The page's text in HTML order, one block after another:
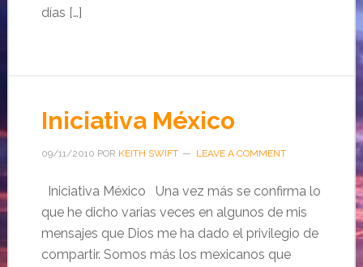
días […]
Iniciativa México
09/11/2010 POR KEITH SWIFT LEAVE A COMMENT
Iniciativa México Una vez más se confirma lo
que he dicho varias veces en algunos de mis
mensajes que Dios me ha dado el privilegio de
compartir. Somos más los mexicanos que